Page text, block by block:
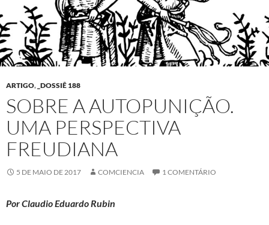
ARTIGO, _DOSSIÊ 188
SOBRE A AUTOPUNIÇÃO.
UMA PERSPECTIVA
FREUDIANA
5 DE MAIO DE 2017 COMCIENCIA 1 COMENTÁRIO
Por Claudio Eduardo Rubin